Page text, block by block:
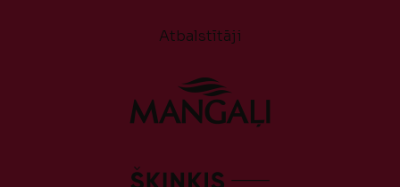
Atbalstītāji